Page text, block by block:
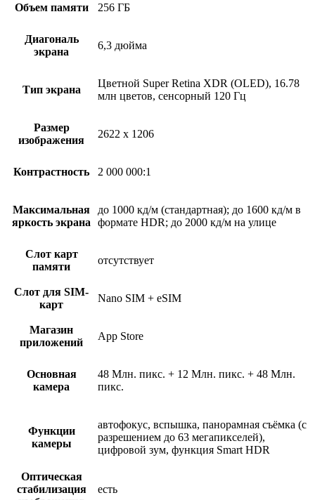
Объем памяти 256 ГБ
Диагональ
экрана
6,3 дюйма
Тип экрана
Цветной Super Retina XDR (OLED), 16.78
млн цветов, сенсорный 120 Гц
Размер
изображения
2622 x 1206
Контрастность 2 000 000:1
Максимальная
яркость экрана
до 1000 кд/м (стандартная); до 1600 кд/м в
формате HDR; до 2000 кд/м на улице
Слот карт
памяти
отсутствует
Слот для SIM-
карт
Nano SIM + eSIM
Магазин
приложений
App Store
Основная
камера
48 Млн. пикс. + 12 Млн. пикс. + 48 Млн.
пикс.
Функции
камеры
автофокус, вспышка, панорамная съёмка (с
разрешением до 63 мегапикселей),
цифровой зум, функция Smart HDR
Оптическая
стабилизация
есть